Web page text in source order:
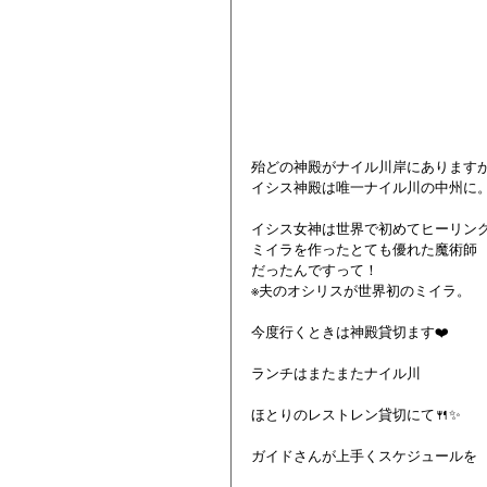
殆どの神殿がナイル川岸にあります
イシス神殿は唯一ナイル川の中州に。
イシス女神は世界で初めてヒーリン
ミイラを作ったとても優れた魔術師
だったんですって！
※夫のオシリスが世界初のミイラ。
今度行くときは神殿貸切ます❤️
ランチはまたまたナイル川
ほとりのレストレン貸切にて🍴✨
ガイドさんが上手くスケジュールを